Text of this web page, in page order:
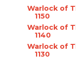
Warlock of
1150
Warlock of
1140
Warlock of
1130